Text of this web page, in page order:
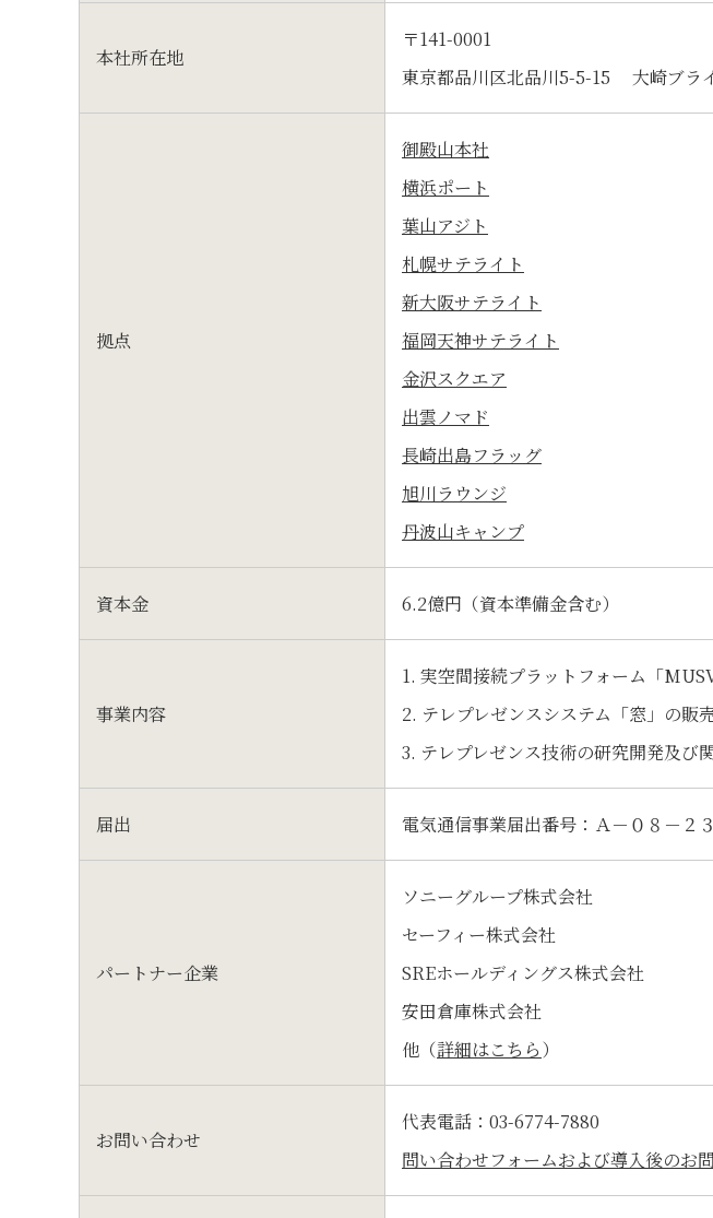
本社所在地
〒141-0001
東京都品川区北品川5-5-15 大崎ブラ
拠点
御殿山本社
横浜ポート
葉山アジト
札幌サテライト
新大阪サテライト
福岡天神サテライト
金沢スクエア
出雲ノマド
長崎出島フラッグ
旭川ラウンジ
丹波山キャンプ
資本金 6.2億円（資本準備金含む）
事業内容
1. 実空間接続プラットフォーム「
2. テレプレゼンスシステム「窓」の販
3. テレプレゼンス技術の研究開発及び
届出 電気通信事業届出番号：Ａ－０８－２
パートナー企業
ソニーグループ株式会社
セーフィー株式会社
SREホールディングス株式会社
安田倉庫株式会社
他（詳細はこちら）
お問い合わせ
代表電話：03-6774-7880
問い合わせフォームおよび導入後のお